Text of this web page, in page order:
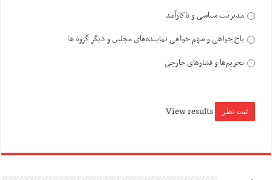
مدیریت سیاسی و ناکارآمد
باج خواهی و سهم خواهی نماینده‌های مجلس و دیگر گروه ها
تحریم‌ها و فشارهای خارجی
View results